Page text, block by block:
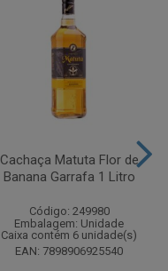
Cachaça Matuta Flor de
Banana Garrafa 1 Litro
Código: 249980
Embalagem: Unidade
Caixa contém 6 unidade(s)
EAN: 7898906925540